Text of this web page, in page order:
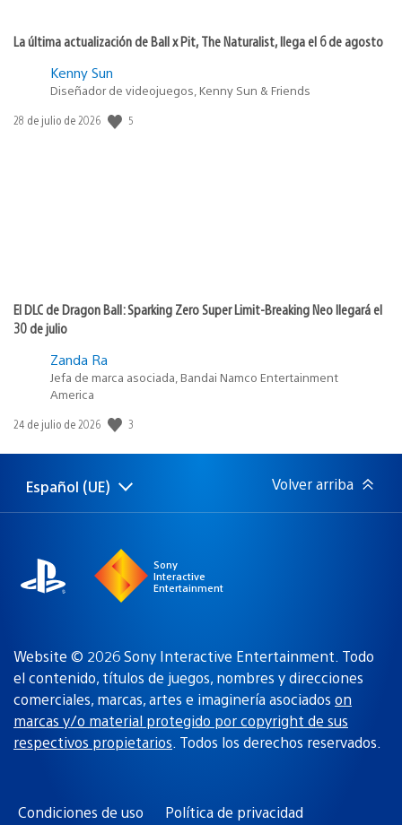
La última actualización de Ball x Pit, The Naturalist, llega el 6 de agosto
Kenny Sun
Diseñador de videojuegos, Kenny Sun & Friends
Fecha
28 de julio de 2026 5
El DLC de Dragon Ball: Sparking Zero Super Limit-Breaking Neo llegará el
30 de julio
Zanda Ra
Jefa de marca asociada, Bandai Namco Entertainment
America
Fecha
publicación:
24 de julio de 2026 3
Selecciona
una
Región
actual:
Español (UE) Volver arriba
Sony
Interactive
Entertainment
Website © 2026 Sony Interactive Entertainment. Todo
el contenido, títulos de juegos, nombres y direcciones
comerciales, marcas, artes e imaginería asociados on
marcas y/o material protegido por copyright de sus
respectivos propietarios. Todos los derechos reservados.
Condiciones de uso Política de privacidad